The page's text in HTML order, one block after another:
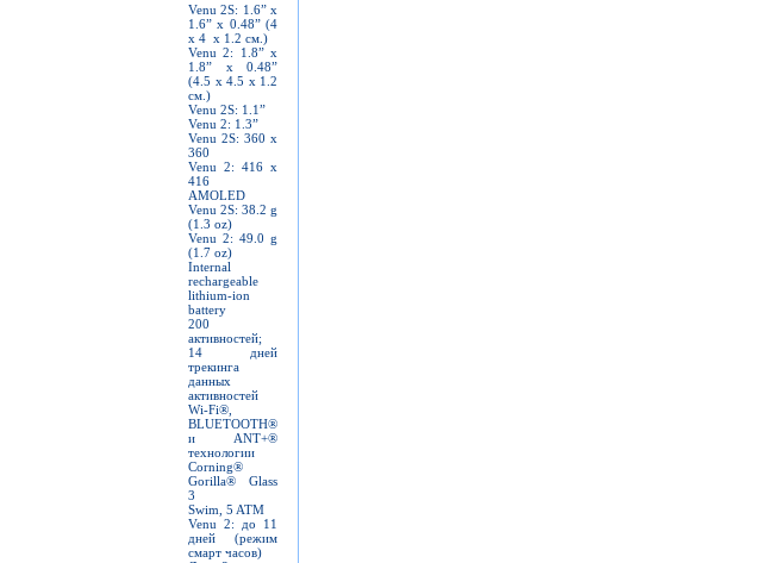
Venu 2S: 1.6” x
1.6” x 0.48” (4
x 4 x 1.2 см.)
Venu 2: 1.8” x
1.8” x 0.48”
(4.5 x 4.5 x 1.2
см.)
Venu 2S: 1.1”
Venu 2: 1.3”
Venu 2S: 360 x
360
Venu 2: 416 x
416
AMOLED
Venu 2S: 38.2 g
(1.3 oz)
Venu 2: 49.0 g
(1.7 oz)
Internal
rechargeable
lithium-ion
battery
200
активностей;
14 дней
трекинга
данных
активностей
Wi-Fi®,
BLUETOOTH®
и ANT+®
технологии
Corning®
Gorilla® Glass
3
Swim, 5 ATM
Venu 2: до 11
дней (режим
смарт часов)